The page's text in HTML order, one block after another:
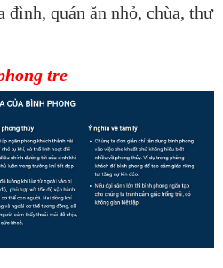
đình, quán ăn nhỏ, chùa, thư
tre